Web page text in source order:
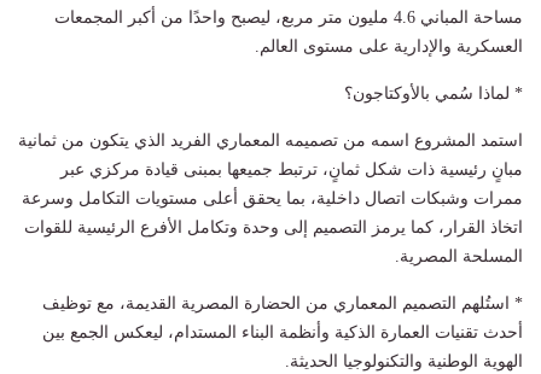
مساحة المباني 4.6 مليون متر مربع، ليصبح واحدًا من أكبر المجمعات
العسكرية والإدارية على مستوى العالم.
* لماذا سُمي بالأوكتاجون؟
استمد المشروع اسمه من تصميمه المعماري الفريد الذي يتكون من ثمانية
مبانٍ رئيسية ذات شكل ثمانٍ، ترتبط جميعها بمبنى قيادة مركزي عبر
ممرات وشبكات اتصال داخلية، بما يحقق أعلى مستويات التكامل وسرعة
اتخاذ القرار، كما يرمز التصميم إلى وحدة وتكامل الأفرع الرئيسية للقوات
المسلحة المصرية.
* استُلهم التصميم المعماري من الحضارة المصرية القديمة، مع توظيف
أحدث تقنيات العمارة الذكية وأنظمة البناء المستدام، ليعكس الجمع بين
الهوية الوطنية والتكنولوجيا الحديثة.